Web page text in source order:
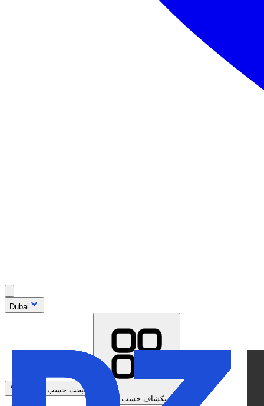
Dubai
البحث حسب الموديل
استكشاف حسب العلامة